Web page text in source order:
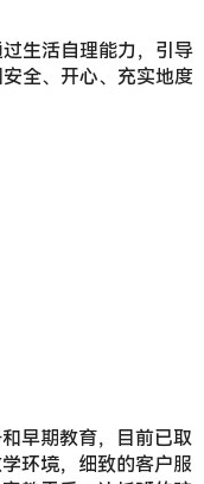
生活自理能力，引导
全、开心、充实地度
不至地呵护与爱惜，